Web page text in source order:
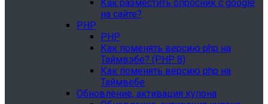
Как разместить опросник с google
на сайте?
PHP
PHP
Как поменять версию php на
Таймвэбе? (PHP 8)
Как поменять версию php на
Таймвебе
Обновление, активация купона